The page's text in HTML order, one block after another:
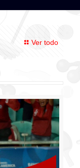
Ver todo